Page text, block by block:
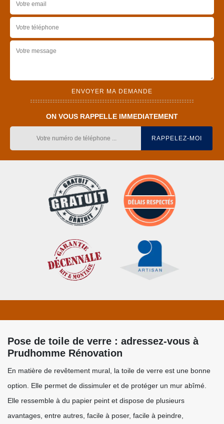
ON VOUS RAPPELLE IMMEDIATEMENT
Pose de toile de verre : adressez-vous à
Prudhomme Rénovation
En matière de revêtement mural, la toile de verre est une bonne
option. Elle permet de dissimuler et de protéger un mur abîmé.
Elle ressemble à du papier peint et dispose de plusieurs
avantages, entre autres, facile à poser, facile à peindre,